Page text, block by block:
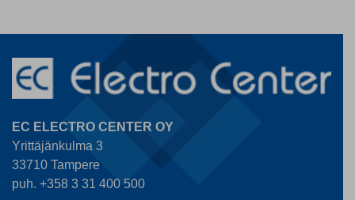
EC ELECTRO CENTER OY
Yrittäjänkulma 3
33710 Tampere
puh. +358 3 31 400 500